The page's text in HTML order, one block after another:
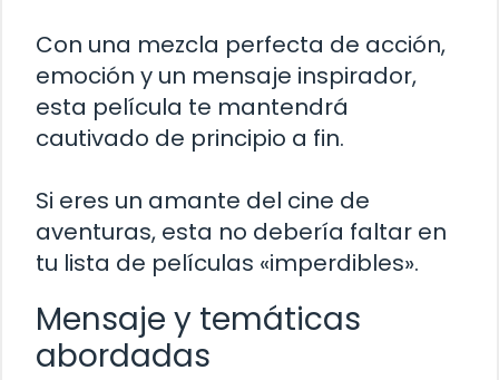
Con una mezcla perfecta de acción,
emoción y un mensaje inspirador,
esta película te mantendrá
cautivado de principio a fin.
Si eres un amante del cine de
aventuras, esta no debería faltar en
tu lista de películas «imperdibles».
Mensaje y temáticas
abordadas